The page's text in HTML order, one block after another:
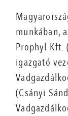
munkában,
Prophyl Kft.
igazgató
(Csányi